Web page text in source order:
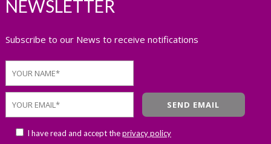
NEWSLETTER
Subscribe to our News to receive notifications
I have read and accept theprivacy policy